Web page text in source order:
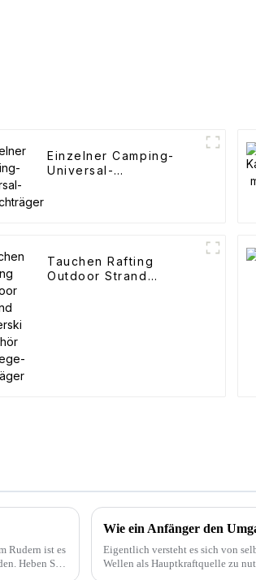
Einzelner Camping-
Universal-
Tauchen Rafting
Outdoor Strand
Rudern ist es
Heben Sie
Wie ein Anfänger den
Eigentlich versteht es sich von
Wellen als Hauptkraftquelle zu